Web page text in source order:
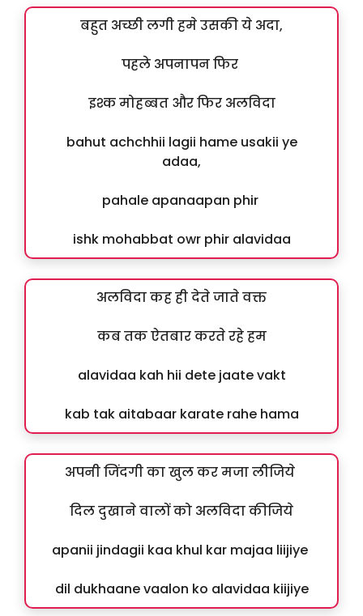
बहुत अच्छी लगी हमे उसकी ये अदा,
पहले अपनापन फिर
इश्क मोहब्बत और फिर अलविदा
bahut achchhii lagii hame usakii ye
adaa,
pahale apanaapan phir
ishk mohabbat owr phir alavidaa
अलविदा कह ही देते जाते वक्त
कब तक ऐतबार करते रहे हम
alavidaa kah hii dete jaate vakt
kab tak aitabaar karate rahe hama
अपनी जिंदगी का खुल कर मजा लीजिये
दिल दुखाने वालों को अलविदा कीजिये
apanii jindagii kaa khul kar majaa liijiye
dil dukhaane vaalon ko alavidaa kiijiye